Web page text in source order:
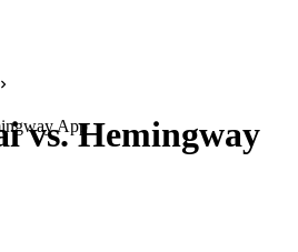
App
vs. Hemingway